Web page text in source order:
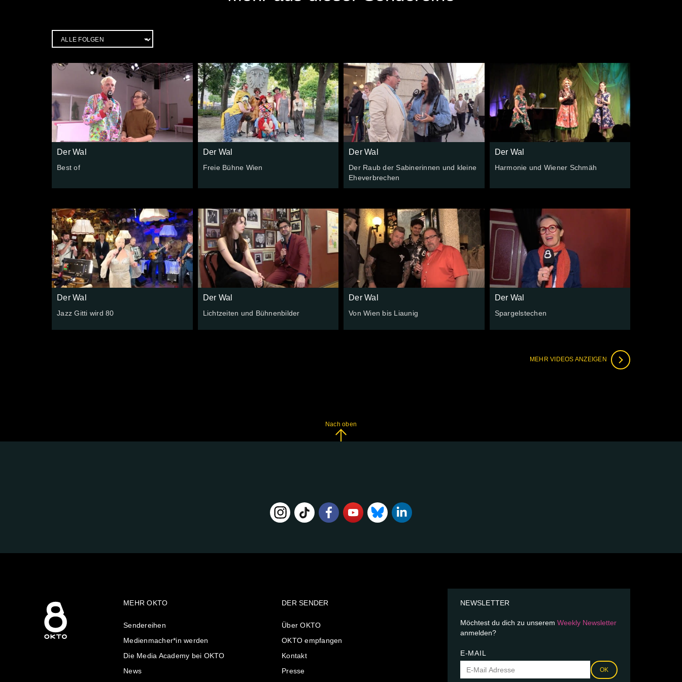
Der Wal
Best of
Der Wal
Freie Bühne Wien
Der Wal
Der Raub der Sabinerinnen und kleine
Eheverbrechen
Der Wal
Harmonie und Wiener Schmäh
Der Wal
Jazz Gitti wird 80
Der Wal
Lichtzeiten und Bühnenbilder
Der Wal
Von Wien bis Liaunig
Der Wal
Spargelstechen
MEHR VIDEOS ANZEIGEN
Nach oben
MEHR OKTO
Sendereihen
Medienmacher*in werden
Die Media Academy bei OKTO
News
DER SENDER
Über OKTO
OKTO empfangen
Kontakt
Presse
NEWSLETTER
Möchtest du dich zu unserem Weekly Newsletter
anmelden?
E-MAIL
OK